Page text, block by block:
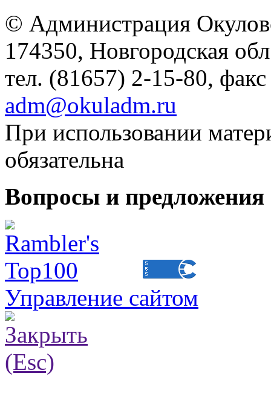
© Администрация
174350, Новгородская
тел. (81657) 2-15-80,
adm@okuladm.ru
При использовании
обязательна
Вопросы и
Управление сайтом